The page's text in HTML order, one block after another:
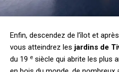
Enfin, descendez de l’îlot et
vous atteindrez les jardins de
du 19 e siècle qui abrite les plus